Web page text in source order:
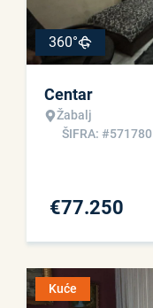
360°
Centar
Žabalj
ŠIFRA: #571780
€77.250
Kuće